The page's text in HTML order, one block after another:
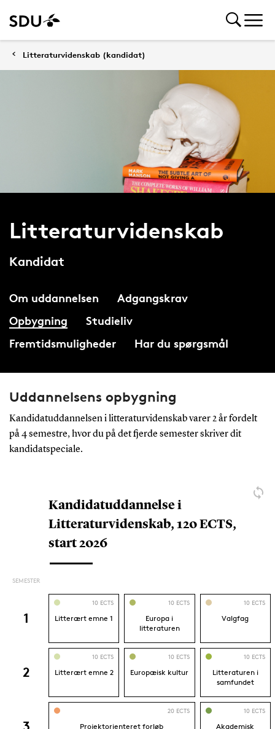
Litteraturvidenskab (kandidat)
Litteraturvidenskab
Kandidat
Om uddannelsen
Adgangskrav
Opbygning
Studieliv
Fremtidsmuligheder
Har du spørgsmål
Uddannelsens opbygning
Kandidatuddannelsen i litteraturvidenskab varer 2 år fordelt
på 4 semestre, hvor du på det fjerde semester skriver dit
kandidatspeciale.